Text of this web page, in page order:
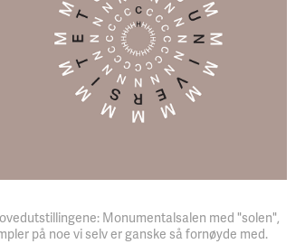
Monumentalsalen med "solen",
på noe vi selv er ganske så fornøyde med.